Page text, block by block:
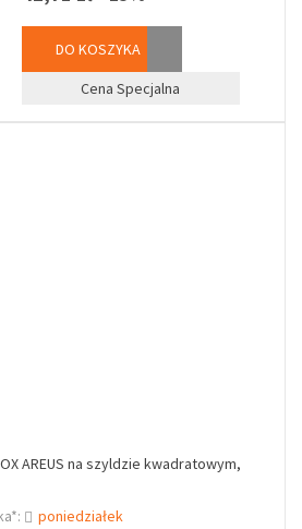
DO KOSZYKA
Cena Specjalna
AREUS na szyldzie kwadratowym,
poniedziałek